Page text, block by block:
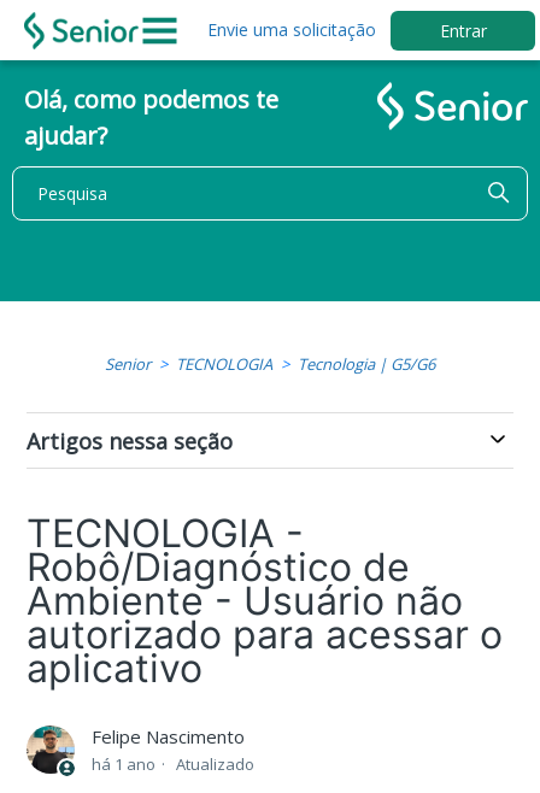
Envie uma solicitação Entrar
Olá, como podemos te
ajudar?
Senior TECNOLOGIA Tecnologia | G5/G6
Artigos nessa seção
TECNOLOGIA -
Robô/Diagnóstico de
Ambiente - Usuário não
autorizado para acessar o
aplicativo
Felipe Nascimento
há 1 ano Atualizado